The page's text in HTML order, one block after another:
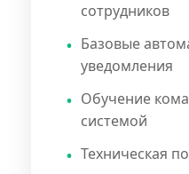
сотрудников
Базовые
уведомления
Обучение
системой
Техническая